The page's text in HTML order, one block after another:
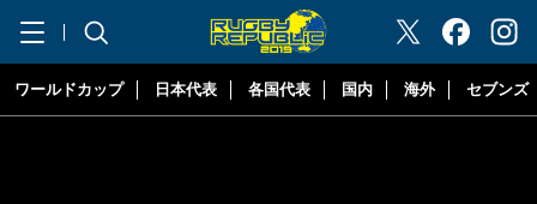
"ラグビーリパブリック"
ワールドカップ 日本代表 各国代表 国内 海外 セブンズ